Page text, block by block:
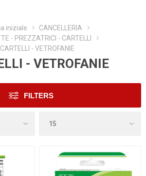
iniziale
CANCELLERIA
- PREZZATRICI - CARTELLI
CARTELLI - VETROFANIE
- VETROFANIE
FILTERS